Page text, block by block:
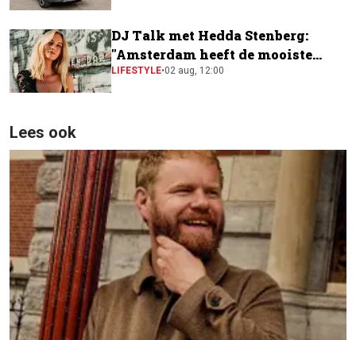
DJ Talk met Hedda Stenberg:
"Amsterdam heeft de mooiste
festivalscene van Europa"
LIFESTYLE•02 aug, 12:00
Lees ook